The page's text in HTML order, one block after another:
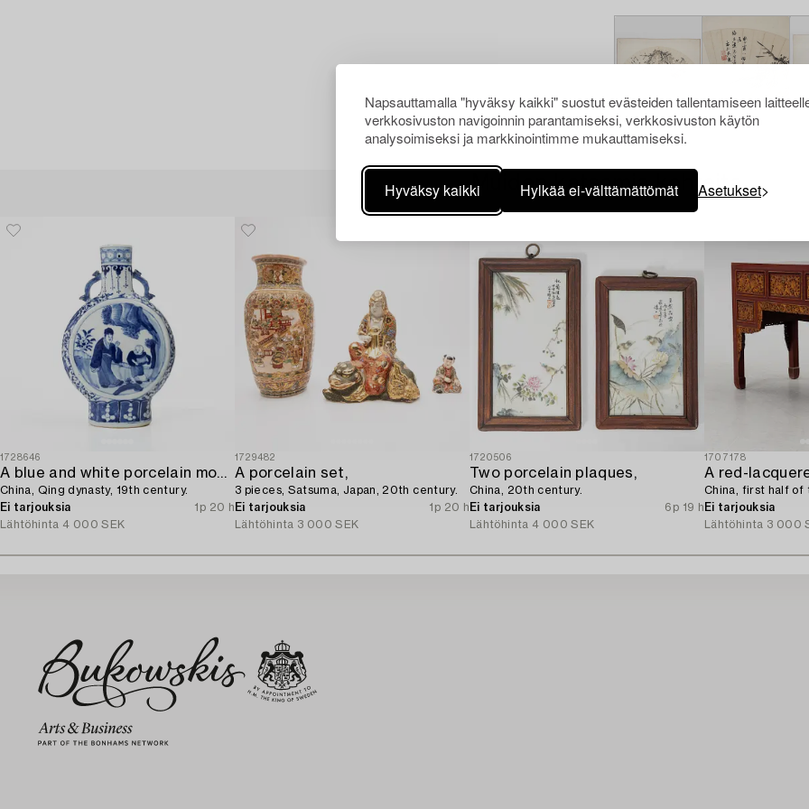
Napsauttamalla "hyväksy kaikki" suostut evästeiden tallentamiseen
verkkosivuston navigoinnin parantamiseksi, verkkosivuston käytön
analysoimiseksi ja markkinointimme mukauttamiseksi.
Hyväksy kaikki Hylkää ei-välttämättömät Asetukset
Muiden katsomia kohteita
1728646
A blue and white porcelain moon flask,
China, Qing dynasty, 19th century.
Ei tarjouksia
1p 20 h
Lähtöhinta 4 000 SEK
1729482
A porcelain set,
3 pieces, Satsuma, Japan, 20th century.
Ei tarjouksia
1p 20 h
Lähtöhinta 3 000 SEK
1720506
Two porcelain plaques,
China, 20th century.
Ei tarjouksia
6p 19 h
Lähtöhinta 4 000 SEK
1707178
A red-
China, first half of
Ei tarjouksia
Lähtöhinta 3 000